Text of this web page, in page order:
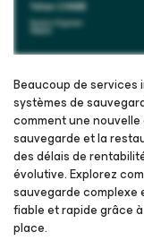
Inscrivez-vous
Beaucoup de
systèmes de
comment une
sauvegarde et la
des délais de
évolutive. Explorez
sauvegarde complexe
fiable et rapide grâce
place.